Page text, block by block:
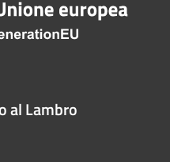
al Lambro